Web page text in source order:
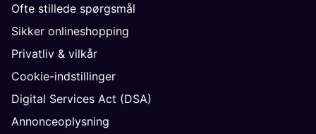
Ofte stillede spørgsmål
Sikker onlineshopping
Privatliv & vilkår
Cookie-indstillinger
Digital Services Act (DSA)
Annonceoplysning